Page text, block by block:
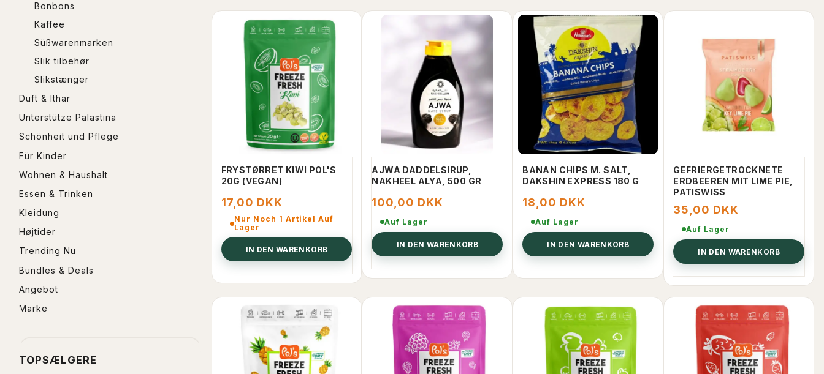
Bonbons
Kaffee
Süßwarenmarken
Slik tilbehør
Slikstænger
Duft & Ithar
Unterstütze Palästina
Schönheit und Pflege
Für Kinder
Wohnen & Haushalt
Essen & Trinken
Kleidung
Højtider
Trending Nu
Bundles & Deals
Angebot
Marke
TOPSÆLGERE
FRYSTØRRET KIWI POL'S
20G (VEGAN)
17,00 DKK
Nur Noch 1 Artikel Auf
Lager
IN DEN WARENKORB
AJWA DADDELSIRUP,
NAKHEEL ALYA, 500 GR
100,00 DKK
Auf Lager
IN DEN WARENKORB
BANAN CHIPS M. SALT,
DAKSHIN EXPRESS 180 G
18,00 DKK
Auf Lager
IN DEN WARENKORB
GEFRIERGETROCKNETE
ERDBEEREN MIT LIME PIE,
PATISWISS
35,00 DKK
Auf Lager
IN DEN WARENKORB